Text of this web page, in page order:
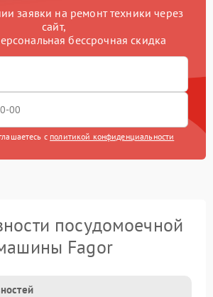
заявки на ремонт техники через
сайт,
бессрочная скидка
с политикой конфиденциальности
посудомоечной
Fagor